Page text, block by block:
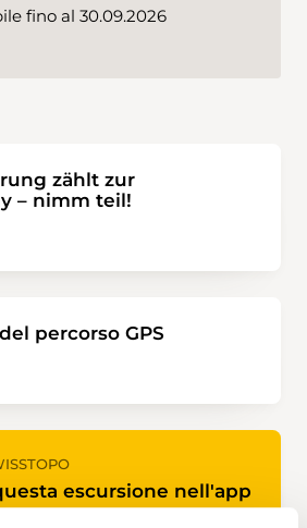
fino al 30.09.2026
zählt zur
– nimm teil!
percorso GPS
escursione nell'app